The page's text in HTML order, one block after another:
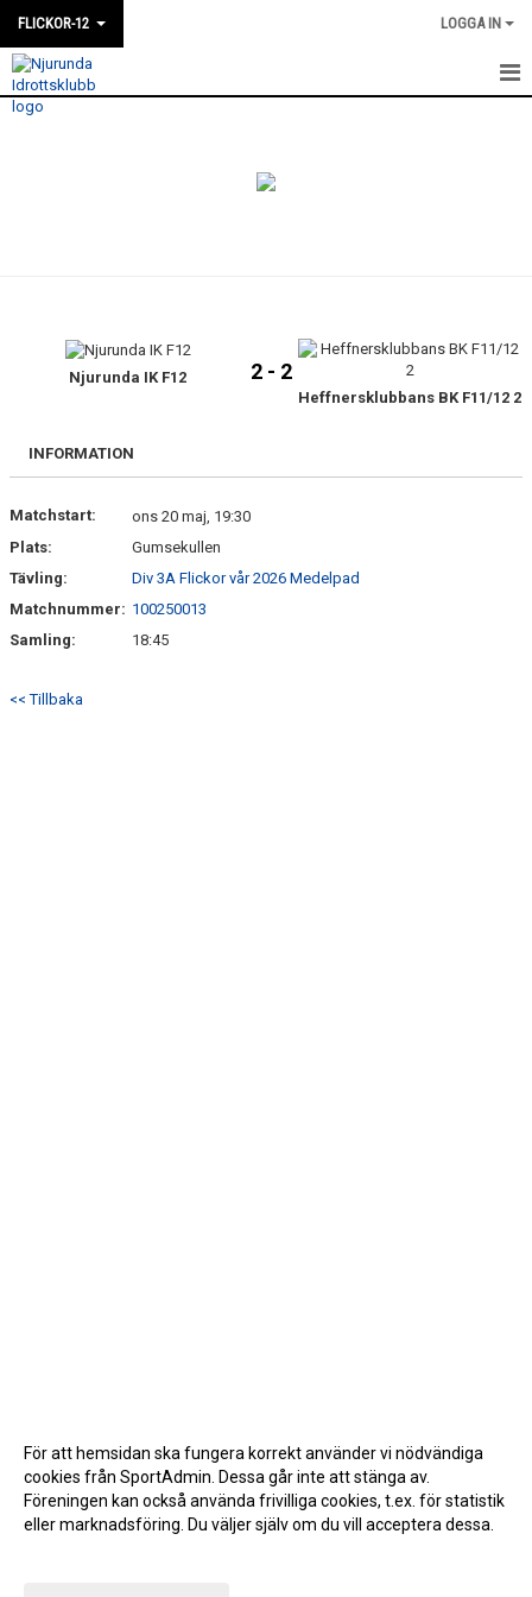
FLICKOR-12 LOGGA IN
HEM
BILDGALLERI
DOKUMENT
Njurunda IK F12 2 - 2
Heffnersklubbans BK F11/12 2
INFORMATION
Matchstart:
ons 20 maj, 19:30
Plats:
Gumsekullen
Tävling:
Div 3A Flickor vår 2026 Medelpad
Matchnummer: 100250013
Samling:
18:45
<< Tillbaka
För att hemsidan ska fungera korrekt använder vi nödvändiga
cookies från SportAdmin. Dessa går inte att stänga av.
Föreningen kan också använda frivilliga cookies, t.ex. för statistik
eller marknadsföring. Du väljer själv om du vill acceptera dessa.